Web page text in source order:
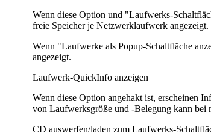
Wenn diese Option und "Laufwerks-
freie Speicher je Netzwerklaufwerk angezeigt.
Wenn "Laufwerke als Popup-Schaltfläche
angezeigt.
Laufwerk-QuickInfo anzeigen
Wenn diese Option angehakt ist, erscheinen
von Laufwerksgröße und -Belegung kann bei
CD auswerfen/laden zum Laufwerks-